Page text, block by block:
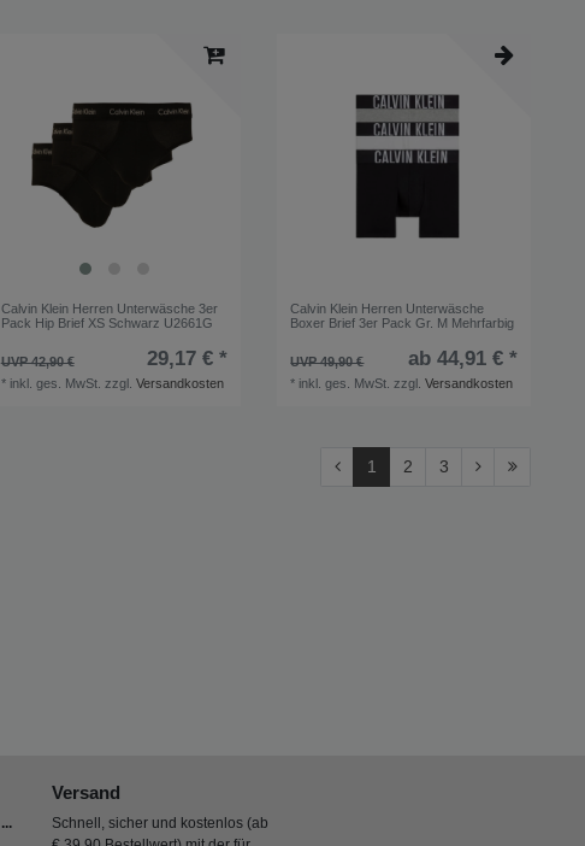
Calvin Klein Herren Unterwäsche 3er
Pack Hip Brief XS Schwarz U2661G
UVP 42,90 € 29,17 € *
* inkl. ges. MwSt. zzgl. Versandkosten
Calvin Klein Herren Unterwäsche
Boxer Brief 3er Pack Gr. M Mehrfarbig
UVP 49,90 € ab 44,91 € *
* inkl. ges. MwSt. zzgl.Versandkosten
1 2 3
...
Versand
Schnell, sicher und kostenlos (ab